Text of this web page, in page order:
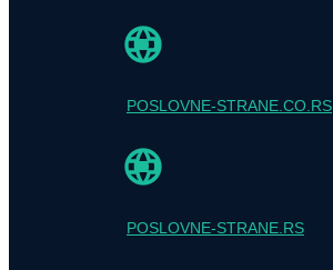
POSLOVNE-STRANE.CO.RS
POSLOVNE-STRANE.RS